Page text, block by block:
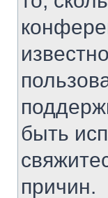
быть
причин.